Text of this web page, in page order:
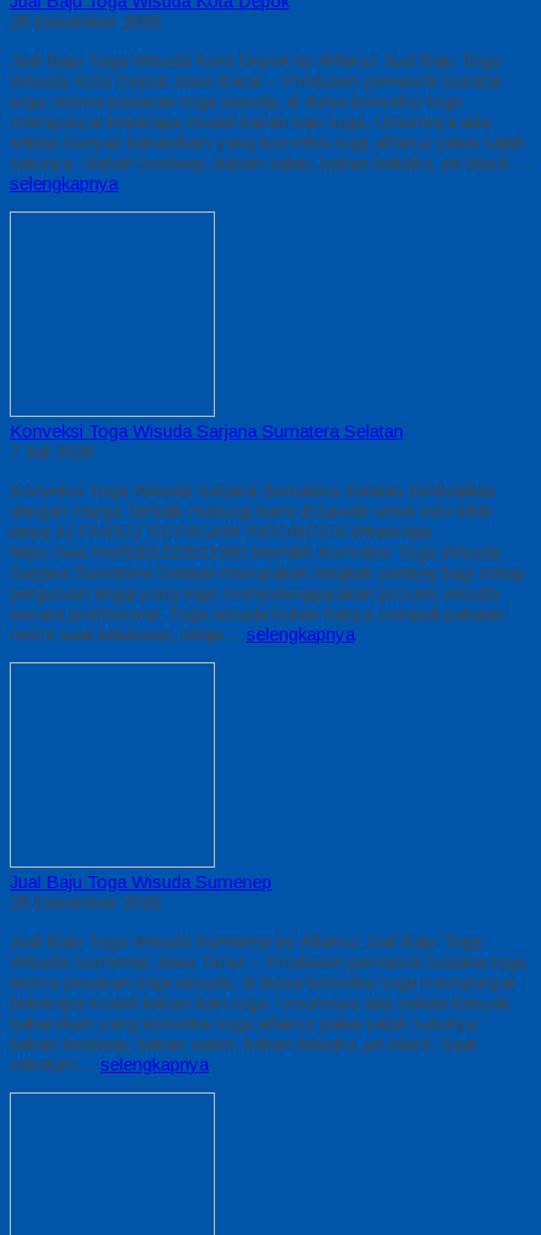
28 Desember 2020
Jual Baju Toga Wisuda Kota Depok by Alfairuz Jual Baju Toga
Wisuda Kota Depok Jawa Barat – Produsen pemasok busana
toga. terima pesanan toga wisuda, di dunia konveksi toga
mempunyai beberapa model bahan kain toga. Umumnya ada
sekian banyak bahan/kain yang konveksi toga alfairuz pakai salah
satunya : bahan bestway, bahan saten, bahan beludru, jet-black….
selengkapnya
Konveksi Toga Wisuda Sarjana Sumatera Selatan
7 Juli 2026
Konveksi Toga Wisuda Sarjana Sumatera Selatan Berkualitas
dengan Harga Terbaik Hubungi kami di bawah untuk info lebih
lanjut ALFAIRUZ SERAGAM INDONESIA WhatsApp :
https://wa.me/6281222821060 Memilih Konveksi Toga Wisuda
Sarjana Sumatera Selatan merupakan langkah penting bagi setiap
perguruan tinggi yang ingin menyelenggarakan prosesi wisuda
secara profesional. Toga wisuda bukan hanya menjadi pakaian
resmi saat kelulusan, tetapi… selengkapnya
Jual Baju Toga Wisuda Sumenep
28 Desember 2020
Jual Baju Toga Wisuda Sumenep by Alfairuz Jual Baju Toga
Wisuda Sumenep Jawa Timur – Produsen pemasok busana toga.
terima pesanan toga wisuda, di dunia konveksi toga mempunyai
beberapa model bahan kain toga. Umumnya ada sekian banyak
bahan/kain yang konveksi toga alfairuz pakai salah satunya :
bahan bestway, bahan saten, bahan beludru, jet-black. Saat
sebelum… selengkapnya